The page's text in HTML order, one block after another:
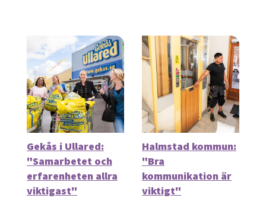
Gekås i Ullared:
"Samarbetet och
erfarenheten allra
viktigast"
Halmstad kommun:
"Bra
kommunikation är
viktigt"